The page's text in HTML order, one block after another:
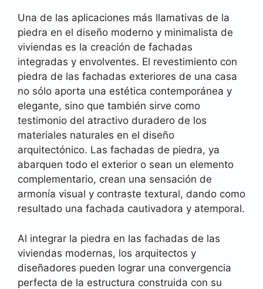
Una de las aplicaciones más llamativas de la
piedra en el diseño moderno y minimalista de
viviendas es la creación de fachadas
integradas y envolventes. El revestimiento con
piedra de las fachadas exteriores de una casa
no sólo aporta una estética contemporánea y
elegante, sino que también sirve como
testimonio del atractivo duradero de los
materiales naturales en el diseño
arquitectónico. Las fachadas de piedra, ya
abarquen todo el exterior o sean un elemento
complementario, crean una sensación de
armonía visual y contraste textural, dando como
resultado una fachada cautivadora y atemporal.
Al integrar la piedra en las fachadas de las
viviendas modernas, los arquitectos y
diseñadores pueden lograr una convergencia
perfecta de la estructura construida con su